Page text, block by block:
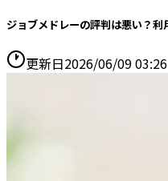
ジョブメドレーの評判は悪い？
更新日2026/06/09 03:26